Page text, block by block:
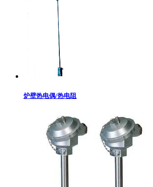
炉壁热电偶/热电阻